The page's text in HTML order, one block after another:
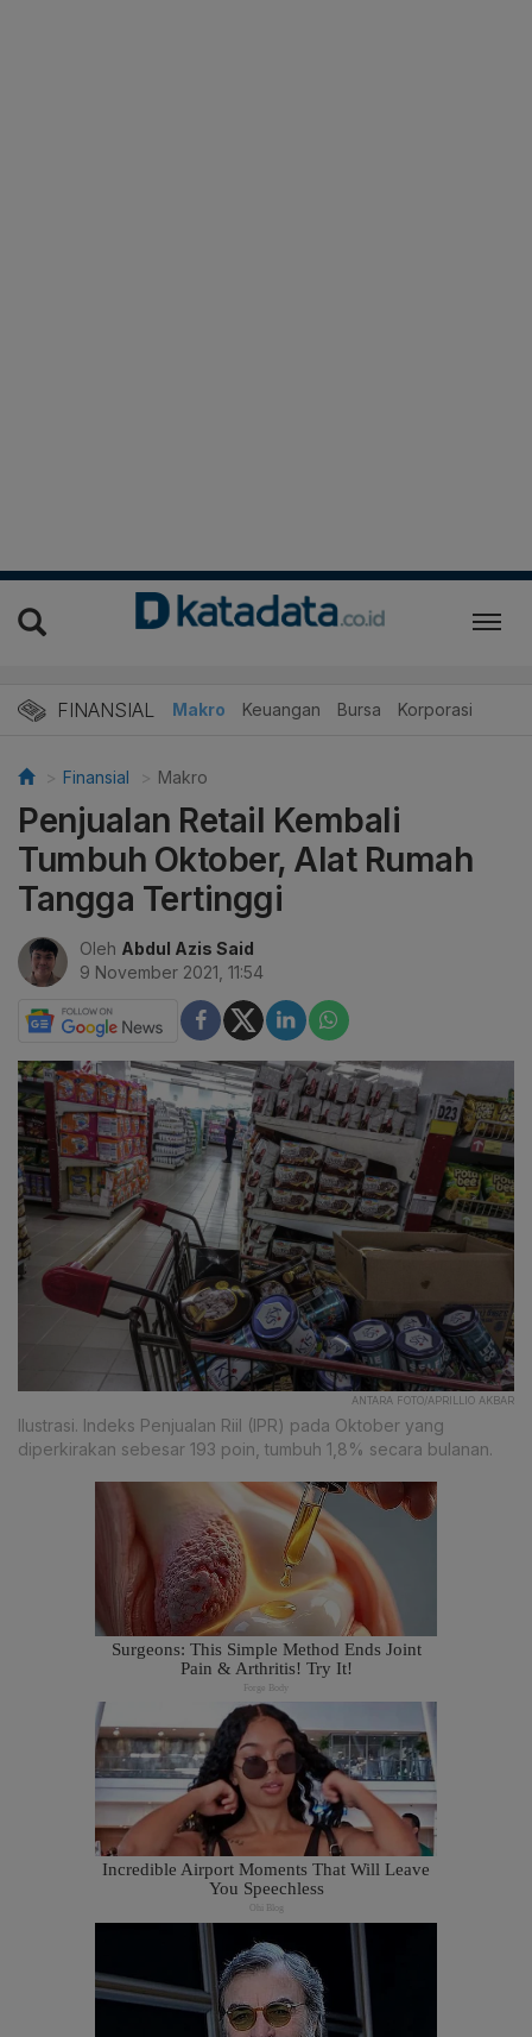
FINANSIAL Makro Keuangan Bursa Korporasi
Finansial Makro
Penjualan Retail Kembali
Tumbuh Oktober, Alat Rumah
Tangga Tertinggi
Oleh Abdul Azis Said
9 November 2021, 11:54
ANTARA FOTO/APRILLIO AKBAR
Ilustrasi. Indeks Penjualan Riil (IPR) pada Oktober yang
diperkirakan sebesar 193 poin, tumbuh 1,8% secara bulanan.